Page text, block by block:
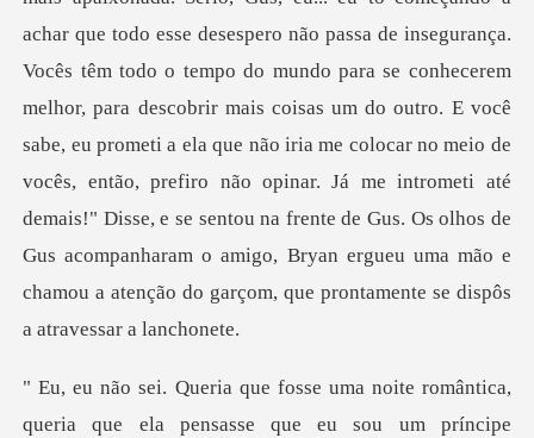
egurança.
Vocês têm todo o tempo do mundo para se conhecerem
melhor, para descobrir mais coisas um do outro. E você
sabe, eu prometi a ela que não iria me colocar no meio de
vocês, então, prefiro não opinar.